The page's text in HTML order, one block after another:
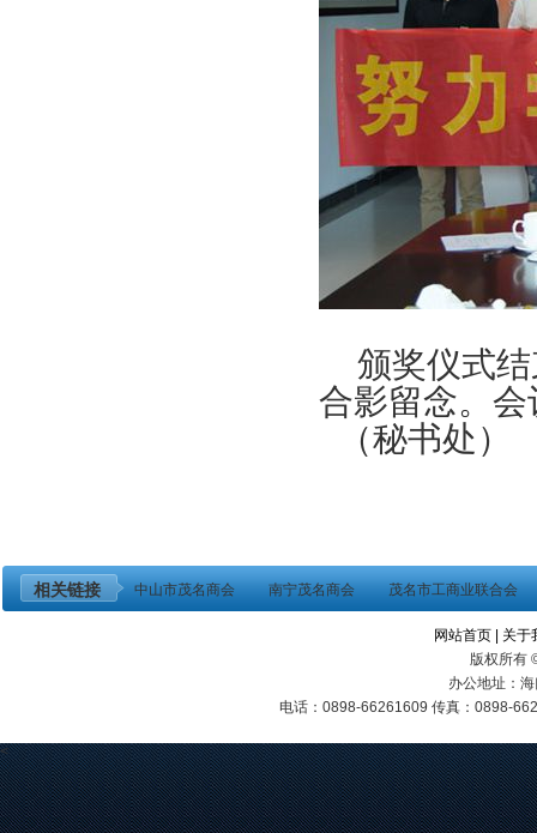
颁奖仪式结
合影留念。
（秘书处）
相关链接 中山市茂名商会 南宁茂名商会 茂名市工商业联合会
网站首页
关于
版权所有
办公地址：
电话：0898-66261609 传真：0898-
<